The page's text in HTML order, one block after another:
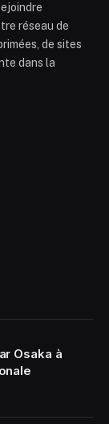
réseau de
de sites
dans la
Osaka à